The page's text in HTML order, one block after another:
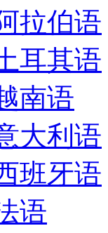
拉伯语
耳其语
南语
大利语
班牙语
语